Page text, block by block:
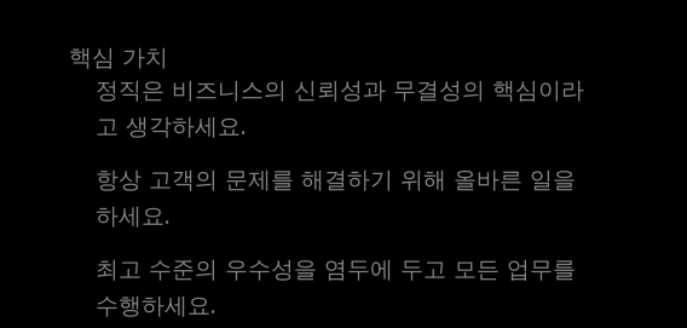
핵심 가치
정직은 비즈니스의 신뢰성과 무결성의 핵심이라
고 생각하세요.
항상 고객의 문제를 해결하기 위해 올바른 일을
하세요.
최고 수준의 우수성을 염두에 두고 모든 업무를
수행하세요.